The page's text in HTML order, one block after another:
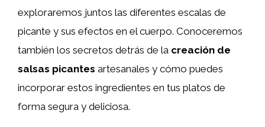
exploraremos juntos las diferentes escalas de
picante y sus efectos en el cuerpo. Conoceremos
también los secretos detrás de la creación de
salsas picantes artesanales y cómo puedes
incorporar estos ingredientes en tus platos de
forma segura y deliciosa.